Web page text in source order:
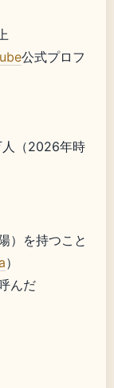
公式プロフ
（2026年時
）を持つこと
）
んだ